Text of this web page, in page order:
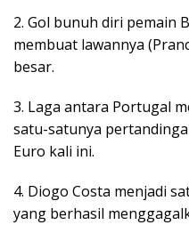
2. Gol bunuh diri pemain
membuat lawannya
besar.
3. Laga antara Portugal
satu-satunya
Euro kali ini.
4. Diogo Costa menjadi
yang berhasil